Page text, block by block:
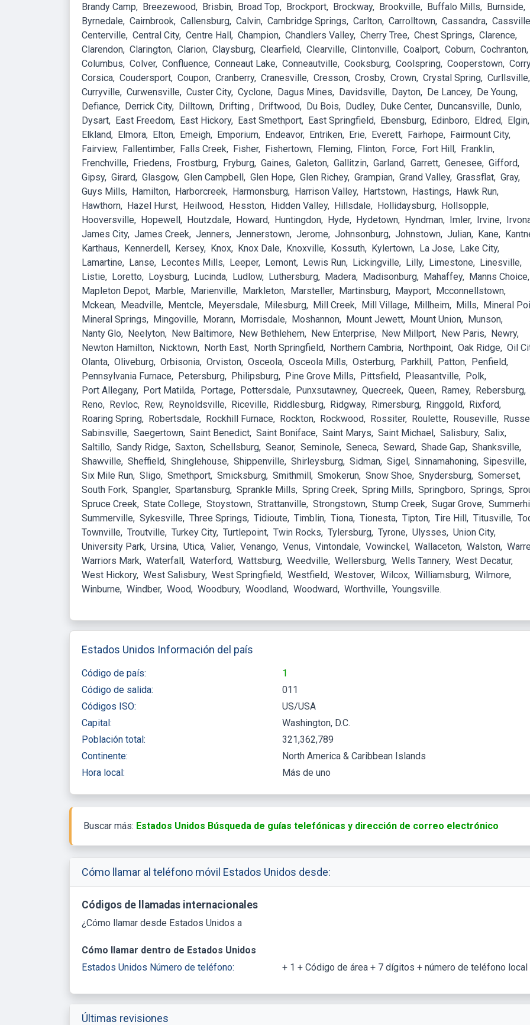
Brandy Camp
Breezewood Brisbin Broad Top Brockport Brockway Brookville Buffalo Mills
Burnside
Byrnedale
Cairnbrook Callensburg Calvin Cambridge Springs Carlton Carrolltown Cassandra Cassville
Centerville
Central City Centre Hall Champion Chandlers Valley Cherry Tree Chest Springs
Clarence
Clarendon Clarington Clarion Claysburg Clearfield Clearville Clintonville Coalport Coburn Cochranton
Columbus
Colver Confluence Conneaut Lake Conneautville Cooksburg Coolspring Cooperstown Corry
Corsica Coudersport Coupon Cranberry Cranesville Cresson Crosby Crown Crystal Spring Curllsville
Curryville
Curwensville Custer City Cyclone Dagus Mines Davidsville Dayton De Lancey
De Young
Defiance
Derrick City Dilltown Drifting Driftwood Du Bois Dudley Duke Center Duncansville
Dunlo
Dysart
East Freedom East Hickory East Smethport East Springfield Ebensburg Edinboro Eldred
Elgin
Elkland
Elmora Elton Emeigh Emporium Endeavor Entriken Erie Everett Fairhope
Fairmount City
Fairview
Fallentimber Falls Creek Fisher Fishertown Fleming Flinton Force Fort Hill
Franklin
Frenchville
Friedens Frostburg Fryburg Gaines Galeton Gallitzin Garland Garrett Genesee
Gifford
Gipsy Girard Glasgow Glen Campbell Glen Hope Glen Richey Grampian Grand Valley Grassflat Gray
Guys Mills
Hamilton Harborcreek Harmonsburg Harrison Valley Hartstown Hastings
Hawk Run
Hawthorn
Hazel Hurst Heilwood Hesston Hidden Valley Hillsdale Hollidaysburg
Hollsopple
Hooversville
Hopewell Houtzdale Howard Huntingdon Hyde Hydetown Hyndman Imler Irvine
James City James Creek Jenners Jennerstown Jerome Johnsonburg Johnstown Julian Kane
Karthaus
Kennerdell Kersey Knox Knox Dale Knoxville Kossuth Kylertown La Jose
Lake City
Lamartine
Lanse Lecontes Mills Leeper Lemont Lewis Run Lickingville Lilly Limestone
Linesville
Listie
Loretto Loysburg Lucinda Ludlow Luthersburg Madera Madisonburg Mahaffey
Manns Choice
Mapleton Depot
Marble Marienville Markleton Marsteller Martinsburg Mayport
Mcconnellstown
Mckean
Meadville Mentcle Meyersdale Milesburg Mill Creek Mill Village Millheim Mills
Mineral
Mineral Springs
Mingoville Morann Morrisdale Moshannon Mount Jewett Mount Union
Munson
Nanty Glo
Neelyton New Baltimore New Bethlehem New Enterprise New Millport New Paris
Newry
Newton Hamilton
Nicktown North East North Springfield Northern Cambria Northpoint Oak Ridge
Oil
Olanta Oliveburg Orbisonia Orviston Osceola Osceola Mills Osterburg Parkhill Patton
Penfield
Pennsylvania Furnace
Petersburg Philipsburg Pine Grove Mills Pittsfield Pleasantville
Polk
Port Allegany
Port Matilda Portage Pottersdale Punxsutawney Quecreek Queen Ramey
Rebersburg
Reno
Revloc Rew Reynoldsville Riceville Riddlesburg Ridgway Rimersburg Ringgold
Rixford
Roaring Spring
Robertsdale Rockhill Furnace Rockton Rockwood Rossiter Roulette Rouseville
Sabinsville
Saegertown Saint Benedict Saint Boniface Saint Marys Saint Michael Salisbury Salix
Saltillo
Sandy Ridge Saxton Schellsburg Seanor Seminole Seneca Seward Shade Gap
Shanksville
Shawville
Sheffield Shinglehouse Shippenville Shirleysburg Sidman Sigel Sinnamahoning Sipesville
Six Mile Run Sligo Smethport Smicksburg Smithmill Smokerun Snow Shoe Snydersburg Somerset
South Fork
Spangler Spartansburg Sprankle Mills Spring Creek Spring Mills Springboro Springs
Spruce Creek
State College Stoystown Strattanville Strongstown Stump Creek Sugar Grove
Summerville
Sykesville Three Springs Tidioute Timblin Tiona Tionesta Tipton Tire Hill Titusville
Townville
Troutville Turkey City Turtlepoint Twin Rocks Tylersburg Tyrone Ulysses
Union City
University Park
Ursina Utica Valier Venango Venus Vintondale Vowinckel Wallaceton Walston
Warriors Mark
Waterfall Waterford Wattsburg Weedville Wellersburg Wells Tannery West Decatur
West Hickory West Salisbury West Springfield Westfield Westover Wilcox Williamsburg Wilmore
Winburne
Windber Wood Woodbury Woodland Woodward Worthville Youngsville
Estados Unidos Información del país
Código de país:
1
Código de salida:
011
Códigos ISO:
US/USA
Capital:
Washington, D.C.
Población total:
321,362,789
Continente:
North America & Caribbean Islands
Hora local:
Más de uno
Buscar más: Estados Unidos Búsqueda de guías telefónicas y dirección de correo electrónico
Cómo llamar al teléfono móvil Estados Unidos desde:
Códigos de llamadas internacionales
¿Cómo llamar desde Estados Unidos a
Cómo llamar dentro de Estados Unidos
Estados Unidos Número de teléfono:
+ 1 + Código de área + 7 dígitos + número de teléfono local
Últimas revisiones